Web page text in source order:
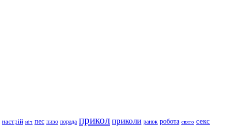
настрій ніч пес пиво порада прикол приколи ранок робота свято секс